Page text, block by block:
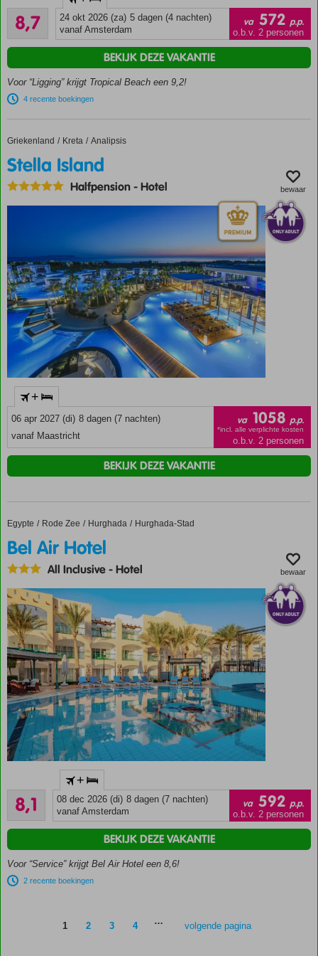
hotel;
min.
jaar
Direct aan
het
privéstrand
Aan de
Een
Spa
8,7
Aanrader
267
beoordelingen
24 okt 2026 (za) 5 dagen (4 nachten)
vanaf Amsterdam
va 572 p.p.
o.b.v. 2 personen
Voor “Ligging” krijgt Tropical Beach een 9,2!
4 recente boekingen
BEKIJK DEZE VAKANTIE
Home
Griekenland Kreta Analipsis
Stella Island
Stella Island
Halfpension-Hotel bewaar
+
06 apr 2027 (di) 8 dagen (7 nachten)
vanaf Maastricht
va 1058 p.p.
*incl. alle verplichte kosten
o.b.v. 2 personen
BEKIJK DEZE VAKANTIE
Home
Egypte Rode Zee Hurghada Hurghada-Stad
Bel Air Hotel
Bel Air Hotel
All Inclusive-Hotel bewaar
min.
leeftijd
strand
8,1
Zeer goed
203
beoordelingen
+
08 dec 2026 (di) 8 dagen (7 nachten)
vanaf Amsterdam
va 592 p.p.
o.b.v. 2 personen
Voor “Service” krijgt Bel Air Hotel een 8,6!
2 recente boekingen
BEKIJK DEZE VAKANTIE
1 2 3 4 … volgende pagina